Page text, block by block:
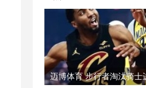
迈博体育 步行者淘汰骑士